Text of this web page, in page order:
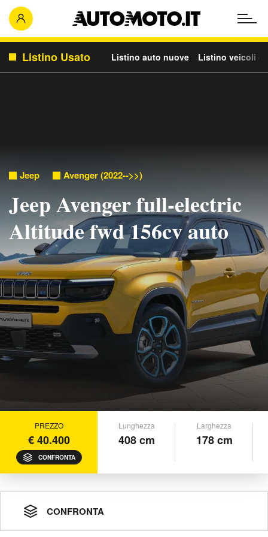
Listino Usato Listino auto nuove Listino veicoli
Jeep Avenger (2022-->>)
Jeep Avenger full-electric
Altitude fwd 156cv auto
PREZZO
€ 40.400
CONFRONTA
Lunghezza
408 cm
Larghezza
178 cm
CONFRONTA